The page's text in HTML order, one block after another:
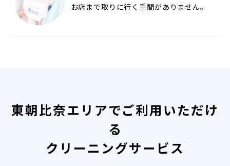
お店まで取りに行く手間がありません。
東朝比奈エリアでご利用いただけ
る
クリーニングサービス